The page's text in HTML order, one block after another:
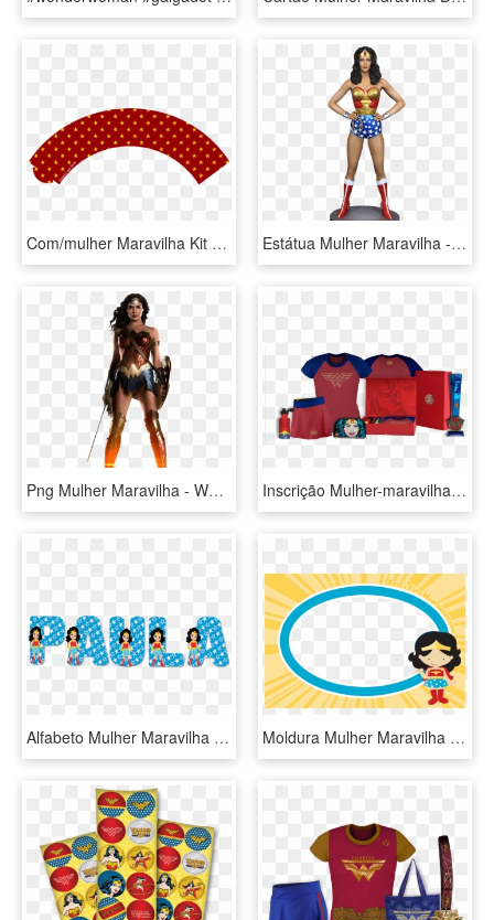
Com/mulher Maravilha Kit Festa - Bridge Icon Transparent Png, Png Download Estátua Mulher Maravilha - Tweeterhead Lynda Carter Wonder Woman, HD Png Download
Png Mulher Maravilha - Wonder Woman Outfit Gal Gadot, Transparent Png Inscrição Mulher-maravilha - Corrida Mulher Maravilha 2019 Rj, HD Png Download
Alfabeto Mulher Maravilha Png - Alfabeto De Mulher Maravilha, Transparent Png Moldura Mulher Maravilha Png - Convite Mulher Maravilha Png, Transparent Png